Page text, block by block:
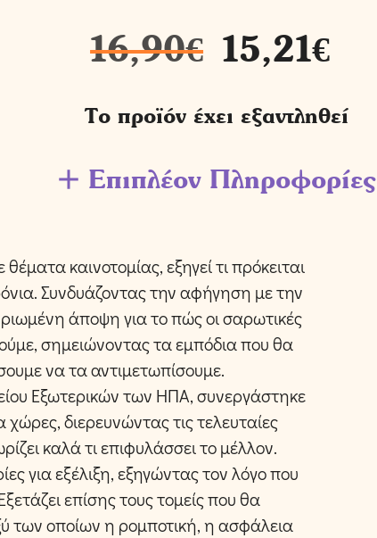
16,90€ 15,21€
Το προϊόν έχει εξαντληθεί
Επιπλέον Πληροφορίες
καινοτομίας, εξηγεί τι πρόκειται
Συνδυάζοντας την αφήγηση με την
άποψη για το πώς οι σαρωτικές
σημειώνοντας τα εμπόδια που θα
να τα αντιμετωπίσουμε.
Εξωτερικών των ΗΠΑ, συνεργάστηκε
διερευνώντας τις τελευταίες
καλά τι επιφυλάσσει το μέλλον.
για εξέλιξη, εξηγώντας τον λόγο που
επίσης τους τομείς που θα
των οποίων η ρομποτική, η ασφάλεια